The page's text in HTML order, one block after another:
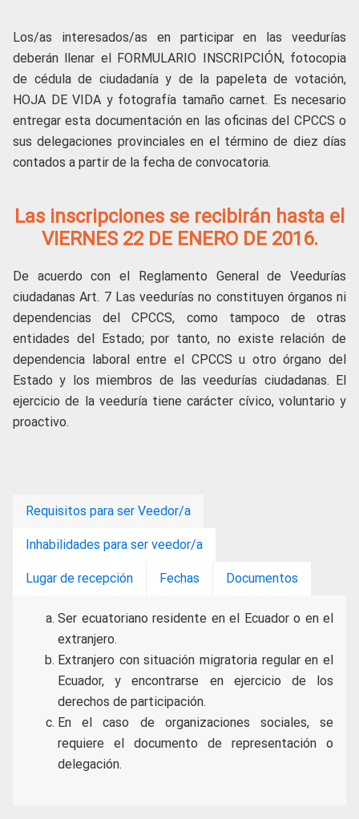
Los/as interesados/as en participar en las veedurías
deberán llenar el FORMULARIO INSCRIPCIÓN, fotocopia
de cédula de ciudadanía y de la papeleta de votación,
HOJA DE VIDA y fotografía tamaño carnet. Es necesario
entregar esta documentación en las oficinas del CPCCS o
sus delegaciones provinciales en el término de diez días
contados a partir de la fecha de convocatoria.
Las inscripciones se recibirán hasta el
VIERNES 22 DE ENERO DE 2016.
De acuerdo con el Reglamento General de Veedurías
ciudadanas Art. 7 Las veedurías no constituyen órganos ni
dependencias del CPCCS, como tampoco de otras
entidades del Estado; por tanto, no existe relación de
dependencia laboral entre el CPCCS u otro órgano del
Estado y los miembros de las veedurías ciudadanas. El
ejercicio de la veeduría tiene carácter cívico, voluntario y
proactivo.
Requisitos para ser Veedor/a
Inhabilidades para ser veedor/a
Lugar de recepción Fechas Documentos
Ser ecuatoriano residente en el Ecuador o en el
extranjero.
Extranjero con situación migratoria regular en el
Ecuador, y encontrarse en ejercicio de los
derechos de participación.
En el caso de organizaciones sociales, se
requiere el documento de representación o
delegación.